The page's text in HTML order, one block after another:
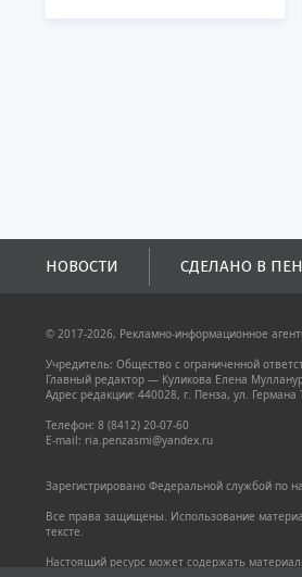
НОВОСТИ СДЕЛАНО В
© 2017-2026, Рекламно-информационное
Учредитель: Общество с ограниченной
Главный редактор — Куликова Елена
Адрес редакции: 440028, г. Пенза, ул. Германа
Телефон: 8 (8412) 20-07-60
E-mail: ria.penzasmi@yandex.ru
Зарегистрировано Федеральной службой по
Все права защищены. Использование
тексте.
Настоящий ресурс может содержать